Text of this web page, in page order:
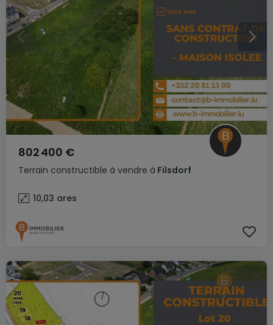
Terrain constructible à vendre à Filsdorf
802 400 €
10,03 ares